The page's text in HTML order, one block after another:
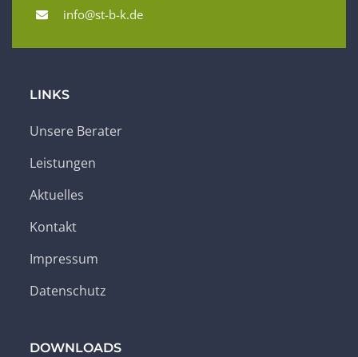
info@st-b-k.de
LINKS
Unsere Berater
Leistungen
Aktuelles
Kontakt
Impressum
Datenschutz
DOWNLOADS